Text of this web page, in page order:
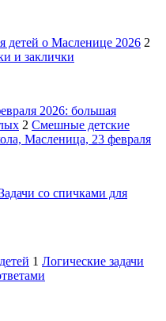
детей о Масленице 2026 2
и заклички
2026: большая
2 Смешные детские
Масленица, 23 февраля
со спичками для
1 Логические задачи